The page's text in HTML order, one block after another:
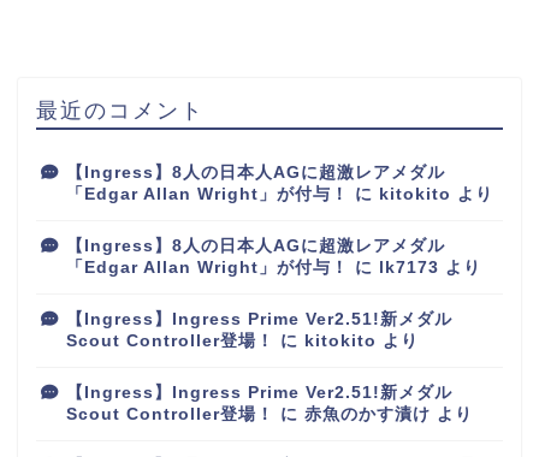
最近のコメント
【Ingress】8人の日本人AGに超激レアメダル
「Edgar Allan Wright」が付与！
に kitokito より
【Ingress】8人の日本人AGに超激レアメダル
「Edgar Allan Wright」が付与！
に lk7173 より
【Ingress】Ingress Prime Ver2.51!新メダル
Scout Controller登場！
に kitokito より
【Ingress】Ingress Prime Ver2.51!新メダル
Scout Controller登場！
に 赤魚のかす漬け より